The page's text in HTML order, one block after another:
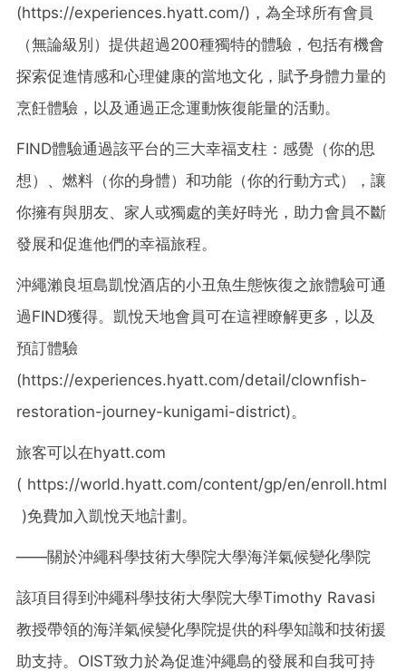
(https://experiences.hyatt.com/)，為全球所有會員
（無論級別）提供超過200種獨特的體驗，包括有機會
探索促進情感和心理健康的當地文化，賦予身體力量的
烹飪體驗，以及通過正念運動恢復能量的活動。
FIND體驗通過該平台的三大幸福支柱：感覺（你的思
想）、燃料（你的身體）和功能（你的行動方式），讓
你擁有與朋友、家人或獨處的美好時光，助力會員不斷
發展和促進他們的幸福旅程。
沖繩瀨良垣島凱悅酒店的小丑魚生態恢復之旅體驗可通
過FIND獲得。凱悅天地會員可在這裡瞭解更多，以及
預訂體驗
(https://experiences.hyatt.com/detail/clownfish-
restoration-journey-kunigami-district)。
旅客可以在hyatt.com
( https://world.hyatt.com/content/gp/en/enroll.html
)免費加入凱悅天地計劃。
——關於沖繩科學技術大學院大學海洋氣候變化學院
該項目得到沖繩科學技術大學院大學Timothy Ravasi
教授帶領的海洋氣候變化學院提供的科學知識和技術援
助支持。OIST致力於為促進沖繩島的發展和自我可持